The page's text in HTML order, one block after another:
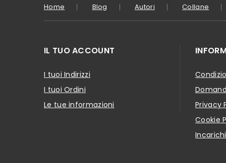
Home Blog Autori Collane
IL TUO ACCOUNT
I tuoi Indirizzi
I tuoi Ordini
Le tue informazioni
Privacy
Cookie